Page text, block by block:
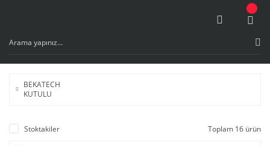
BEKATECH
KUTULU
Stoktakiler Toplam 16 ürün